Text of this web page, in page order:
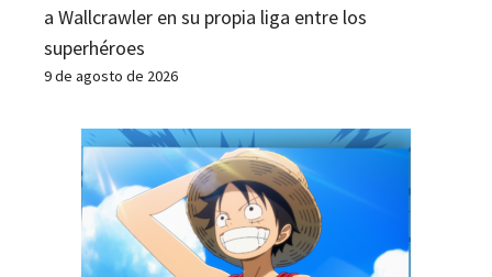
a Wallcrawler en su propia liga entre los
superhéroes
9 de agosto de 2026